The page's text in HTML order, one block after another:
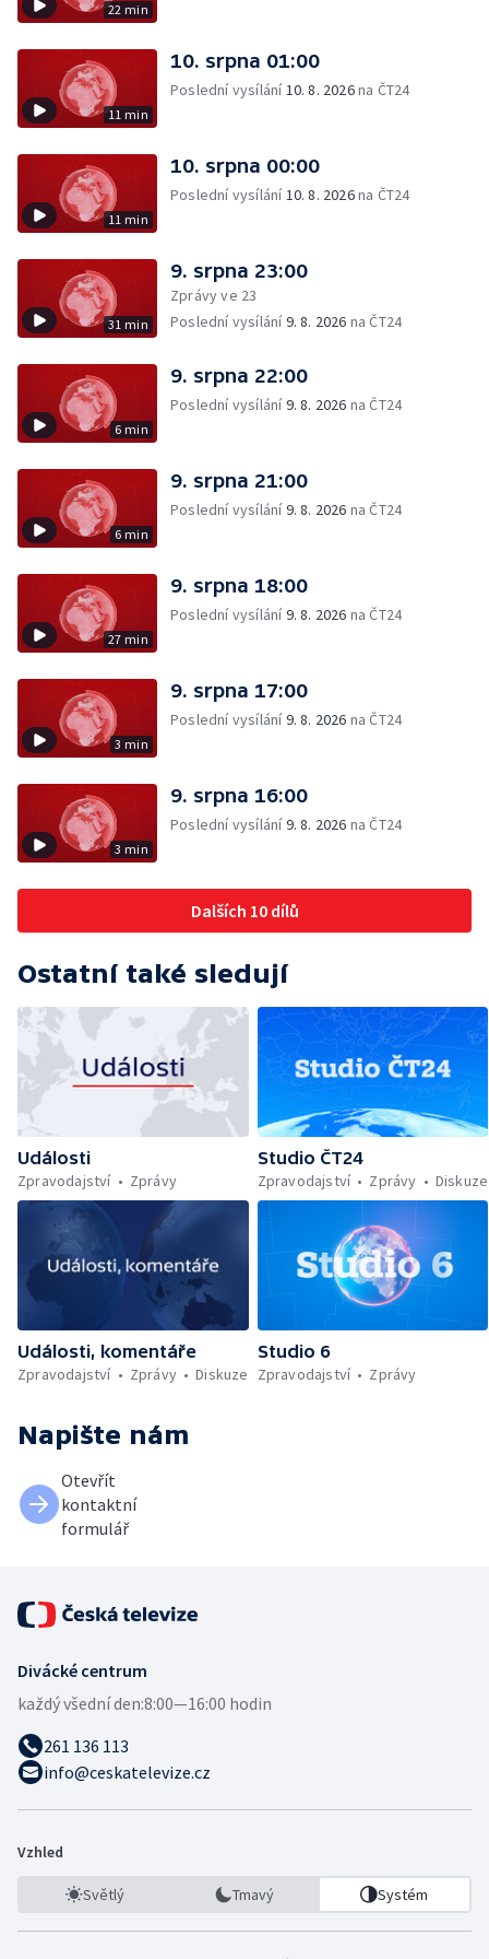
22 min
11 min
10. srpna 01:00
Poslední vysílání10. 8. 2026na ČT24
11 min
10. srpna 00:00
Poslední vysílání10. 8. 2026na ČT24
31 min
9. srpna 23:00
Zprávy ve 23
Poslední vysílání9. 8. 2026 na ČT24
6 min
9. srpna 22:00
Poslední vysílání9. 8. 2026 na ČT24
6 min
9. srpna 21:00
Poslední vysílání9. 8. 2026 na ČT24
27 min
9. srpna 18:00
Poslední vysílání9. 8. 2026 na ČT24
3 min
9. srpna 17:00
Poslední vysílání9. 8. 2026 na ČT24
3 min
9. srpna 16:00
Poslední vysílání9. 8. 2026 na ČT24
Dalších 10 dílů
Ostatní také sledují
Události
Zpravodajství
Zprávy
Studio ČT24
Zpravodajství
Zprávy Diskuze
Události, komentáře
Zpravodajství
Zprávy Diskuze
Studio 6
Zpravodajství
Zprávy
Napište nám
Otevřít
kontaktní
formulář
Divácké centrum
každý všední den:8:00—16:00 hodin
261 136 113
info@ceskatelevize.cz
Vzhled
Světlý Tmavý Systém